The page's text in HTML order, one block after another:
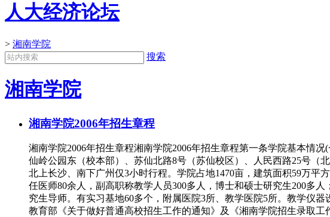
人大经济论坛
> 湘南学院
搜索
湘南学院
湘南学院2006年招生章程
湘南学院2006年招生章程湘南学院2006年招生章程第一条学院基本情
仙岭公园东（校本部）、苏仙北路8号（苏仙校区）、人民西路25号（
北上长沙、南下广州仅3小时行程。学院占地1470亩，建筑面积59万平
任医师80余人，副高职称教学人员300多人，博士和硕士研究生200多
究生导师。有实习基地60多个，附属医院3所、教学医院5所。教学仪
教育部《关于做好普通高校招生工作的通知》及《湘南学院招生录取